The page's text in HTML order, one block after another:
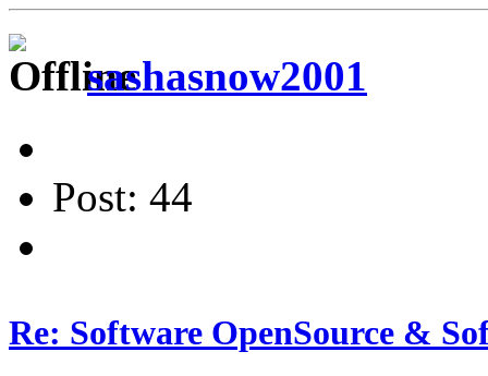
sashasnow2001
Post: 44
Re: Software OpenSource &